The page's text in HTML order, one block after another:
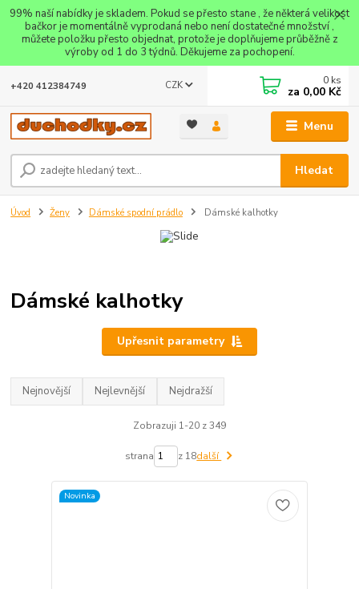
99% naší nabídky je skladem. Pokud se přesto stane , že některá velikost
bačkor je momentálně vyprodaná nebo není dostatečné množství ,
můžete položku přesto objednat, protože je doplňujeme průběžně z
výroby od 1 do 3 týdnů. Děkujeme za pochopení.
Menu
CZK
Hledat
+420 412384749 0 ks
za 0,00 Kč
Úvod Ženy Dámské spodní prádlo Dámské kalhotky
Dámské kalhotky
Upřesnit parametry
Nejnovější Nejlevnější Nejdražší
Zobrazuji 1-20 z 349
strana z 18další
Novinka